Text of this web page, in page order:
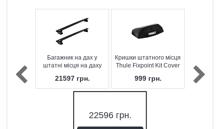
Багажник на дах у
штатні місця на даху
Fixpoint Evo 7107
21597грн.
Кришки штатного місця
Thule Fixpoint Kit Cover
999грн.
22596грн.